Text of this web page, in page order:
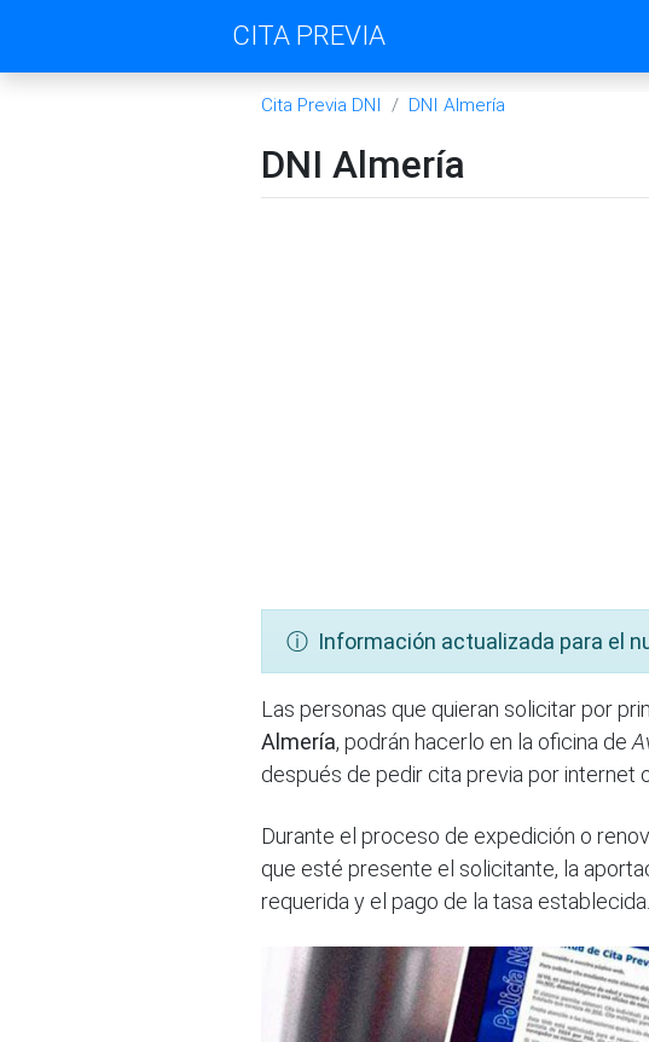
CITA PREVIA
Cita Previa DNI DNI Almería
DNI Almería
ⓘ Información actualizada para el
Las personas que quieran solicitar por
Almería, podrán hacerlo en la oficina de
después de pedir cita previa por internet
Durante el proceso de expedición o
que esté presente el solicitante, la
requerida y el pago de la tasa establecida.